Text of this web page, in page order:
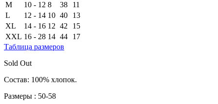
M
10 - 12 8 38
11
L
12 - 14 10 40
13
XL
14 - 16 12 42
15
XXL 16 - 28 14 44
17
Таблица размеров
Sold Out
Состав: 100% хлопок.
Размеры : 50-58